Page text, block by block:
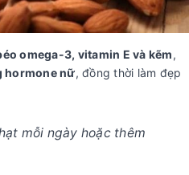
omega-3, vitamin E và kẽm,
hormone nữ, đồng thời làm đẹp
mỗi ngày hoặc thêm